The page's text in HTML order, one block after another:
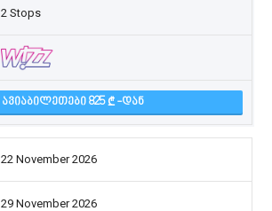
2 Stops
ᲐᲕᲘᲐᲑᲘᲚᲔᲗᲔᲑᲘ 825 -ᲓᲐᲜ
22 November 2026
29 November 2026